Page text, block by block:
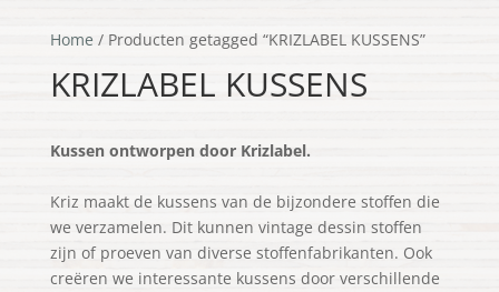
Home / Producten getagged “KRIZLABEL KUSSENS”
KRIZLABEL KUSSENS
Kussen ontworpen door Krizlabel.
Kriz maakt de kussens van de bijzondere stoffen die
we verzamelen. Dit kunnen vintage dessin stoffen
zijn of proeven van diverse stoffenfabrikanten. Ook
creëren we interessante kussens door verschillende